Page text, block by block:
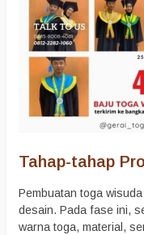
Tahap-tahap
Pembuatan toga
desain. Pada fase ini,
warna toga, material,